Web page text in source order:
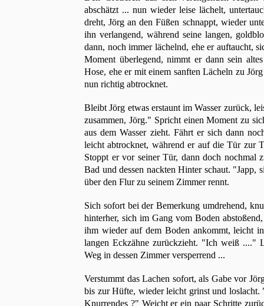
abschätzt ... nun wieder leise lächelt,
dreht, Jörg an den Füßen schnappt, wieder
ihn verlangend, während seine langen,
dann, noch immer lächelnd, ehe er auftaucht,
Moment überlegend, nimmt er dann sein
Hose, ehe er mit einem sanften Lächeln zu
nun richtig abtrocknet.
Bleibt Jörg etwas erstaunt im Wasser zurück,
zusammen, Jörg." Spricht einen Moment zu
aus dem Wasser zieht. Fährt er sich dann
leicht abtrocknet, während er auf die Tür zur
Stoppt er vor seiner Tür, dann doch nochmal
Bad und dessen nackten Hinter schaut. "Japp,
über den Flur zu seinem Zimmer rennt.
Sich sofort bei der Bemerkung umdrehend,
hinterher, sich im Gang vom Boden
ihm wieder auf dem Boden ankommt, leicht
langen Eckzähne zurückzieht. "Ich weiß ...."
Weg in dessen Zimmer versperrend ...
Verstummt das Lachen sofort, als Gabe vor
bis zur Hüfte, wieder leicht grinst und
Knurrendes ?" Weicht er ein paar Schritte